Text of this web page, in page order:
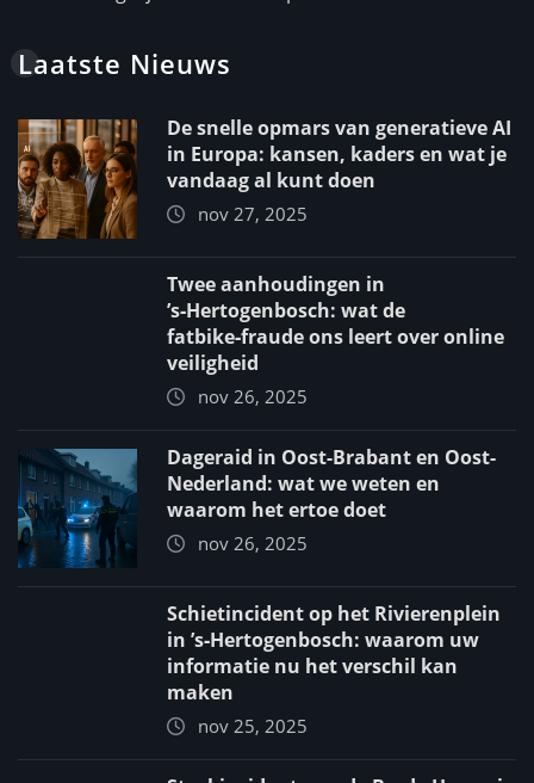
Laatste Nieuws
De snelle opmars van generatieve AI
in Europa: kansen, kaders en wat je
vandaag al kunt doen
nov 27, 2025
Twee aanhoudingen in
’s‑Hertogenbosch: wat de
fatbike‑fraude ons leert over online
veiligheid
nov 26, 2025
Dageraid in Oost-Brabant en Oost-
Nederland: wat we weten en
waarom het ertoe doet
nov 26, 2025
Schietincident op het Rivierenplein
in ’s‑Hertogenbosch: waarom uw
informatie nu het verschil kan
maken
nov 25, 2025